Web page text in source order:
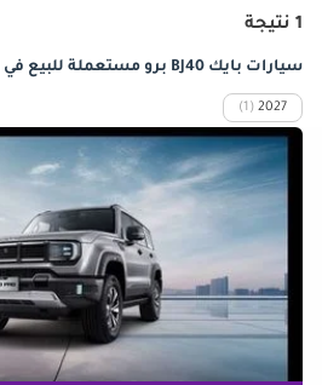
1 نتيجة
سيارات بايك BJ40 برو مستعملة للبيع في الإمارات
2027
(1)